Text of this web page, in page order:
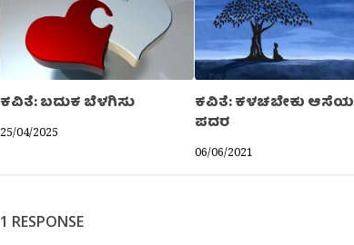
ಕವಿತೆ: ಬದುಕ ಬೆಳಗಿಸು
25/04/2025
ಕವಿತೆ: ಕಳಚಬೇಕು ಆಸೆಯ
ಪದರ
06/06/2021
1 RESPONSE